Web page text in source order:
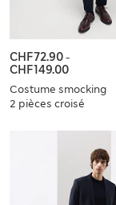
Costume smocking
2 pièces croisé
CHF72.90-
CHF149.00